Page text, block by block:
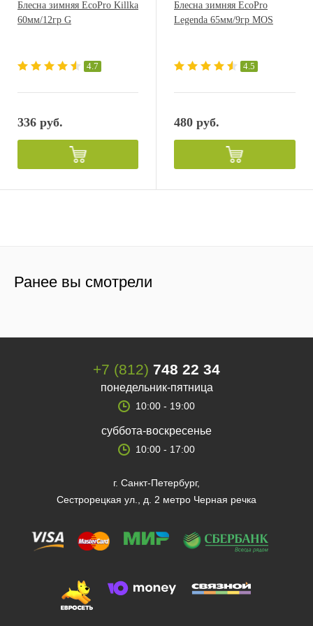
Блесна зимняя EcoPro Killka
60мм/12гр G
4.7
336 руб.
Блесна зимняя EcoPro
Legenda 65мм/9гр MOS
4.5
480 руб.
Ранее вы смотрели
+7 (812) 748 22 34
понедельник-пятница
10:00 - 19:00
суббота-воскресенье
10:00 - 17:00
г. Санкт-Петербург,
Сестрорецкая ул., д. 2 метро Черная речка